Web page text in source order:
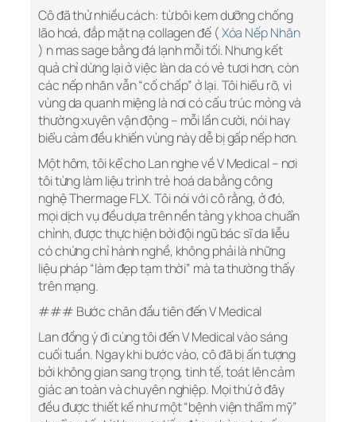
Cô đã thử nhiều cách: từ bôi kem dưỡng chống
lão hoá, đắp mặt nạ collagen đế (Xóa Nếp Nhăn
) n mas sage bằng đá lạnh mỗi tối. Nhưng kết
quả chỉ dừng lại ở việc làn da có vẻ tươi hơn, còn
các nếp nhăn vẫn “cố chấp” ở lại. Tôi hiểu rõ, vì
vùng da quanh miệng là nơi có cấu trúc mỏng và
thường xuyên vận động – mỗi lần cười, nói hay
biểu cảm đều khiến vùng này dễ bị gấp nếp hơn.
Một hôm, tôi kể cho Lan nghe về V Medical – nơi
tôi từng làm liệu trình trẻ hoá da bằng công
nghệ Thermage FLX. Tôi nói với cô rằng, ở đó,
mọi dịch vụ đều dựa trên nền tảng y khoa chuẩn
chỉnh, được thực hiện bởi đội ngũ bác sĩ da liễu
có chứng chỉ hành nghề, không phải là những
liệu pháp “làm đẹp tạm thời” mà ta thường thấy
trên mạng.
### Bước chân đầu tiên đến V Medical
Lan đồng ý đi cùng tôi đến V Medical vào sáng
cuối tuần. Ngay khi bước vào, cô đã bị ấn tượng
bởi không gian sang trọng, tinh tế, toát lên cảm
giác an toàn và chuyên nghiệp. Mọi thứ ở đây
đều được thiết kế như một “bệnh viện thẩm mỹ”